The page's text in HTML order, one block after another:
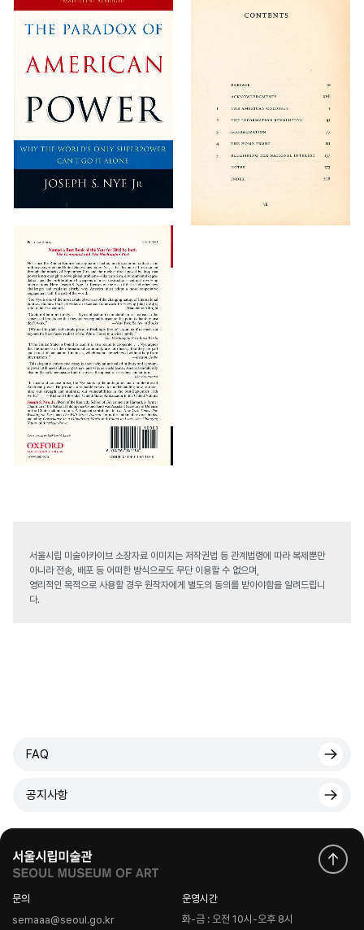
서울시립 미술아카이브 소장자료 이미지는 저작권법 등 관계법령에 따라 복제뿐만
아니라 전송, 배포 등 어떠한 방식으로도 무단 이용할 수 없으며,
영리적인 목적으로 사용할 경우 원작자에게 별도의 동의를 받아야함을 알려드립니
다.
FAQ
공지사항
문의
semaaa@seoul.go.kr
운영시간
화-금 : 오전 10시-오후 8시